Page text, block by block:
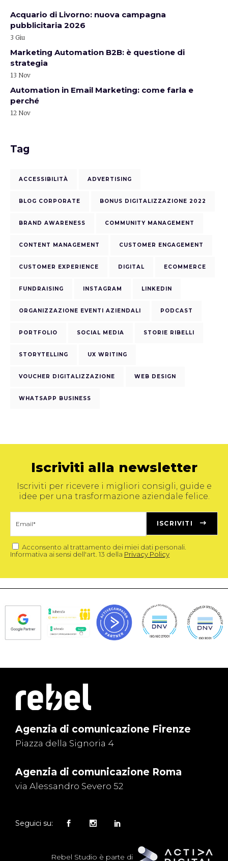
Acquario di Livorno: nuova campagna
pubblicitaria 2026
3 Giu
Marketing Automation B2B: è questione di
strategia
13 Nov
Automation in Email Marketing: come farla e
perché
12 Nov
Tag
ACCESSIBILITÀ ADVERTISING
BLOG CORPORATE BONUS DIGITALIZZAZIONE 2022
BRAND AWARENESS COMMUNITY MANAGEMENT
CONTENT MANAGEMENT CUSTOMER ENGAGEMENT
CUSTOMER EXPERIENCE DIGITAL ECOMMERCE
FUNDRAISING INSTAGRAM LINKEDIN
ORGANIZZAZIONE EVENTI AZIENDALI PODCAST
PORTFOLIO SOCIAL MEDIA STORIE RIBELLI
STORYTELLING UX WRITING
VOUCHER DIGITALIZZAZIONE WEB DESIGN
WHATSAPP BUSINESS
Iscriviti alla newsletter
Iscriviti per ricevere i migliori consigli, guide e
idee per una trasformazione aziendale felice.
ISCRIVITI
Acconsento al trattamento dei miei dati personali.
Informativa ai sensi dell'art. 13 della Privacy Policy
Agenzia di comunicazione Firenze
Piazza della Signoria 4
Agenzia di comunicazione Roma
via Alessandro Severo 52
Seguici su:
Rebel Studio è parte di